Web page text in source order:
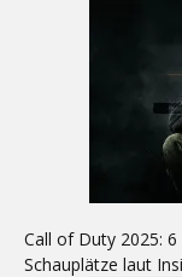
Call of Duty 2025:
Schauplätze laut